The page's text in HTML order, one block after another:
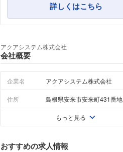
詳しくはこちら
アクアシステム株式会社
会社概要
企業名 アクアシステム株式会社
住所 島根県安来市安来町431番地
もっと見る
おすすめの求人情報